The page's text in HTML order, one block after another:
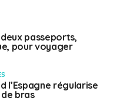
passeports,
pour voyager
l’Espagne régularise
bras